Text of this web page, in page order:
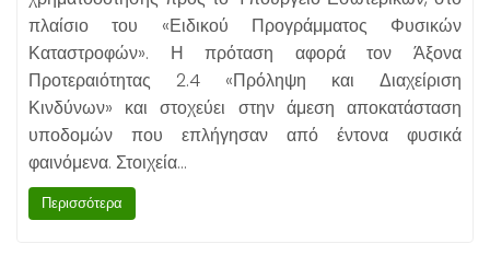
πλαίσιο του «Ειδικού Προγράμματος Φυσικών
Καταστροφών». Η πρόταση αφορά τον Άξονα
Προτεραιότητας 2.4 «Πρόληψη και Διαχείριση
Κινδύνων» και στοχεύει στην άμεση αποκατάσταση
υποδομών που επλήγησαν από έντονα φυσικά
φαινόμενα. Στοιχεία…
Περισσότερα